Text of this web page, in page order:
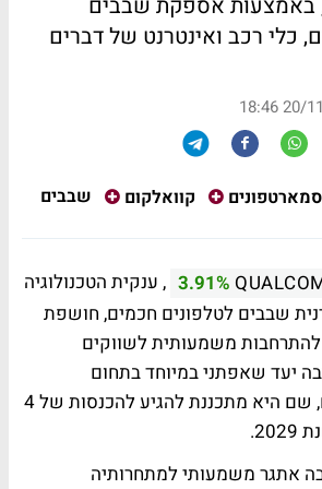
כלי רכב ואינטרנט של דברים
20/11/
סמארטפונים קוואלקום שבבים
3.91% , ענקית הטכנולוגיה
שבבים לטלפונים חכמים, חושפת
להתרחבות משמעותית לשווקים
יעד שאפתני במיוחד בתחום
המחשבים האישיים, שם היא מתכננת להגיע להכנסות של 4
אתגר משמעותי למתחרותיה